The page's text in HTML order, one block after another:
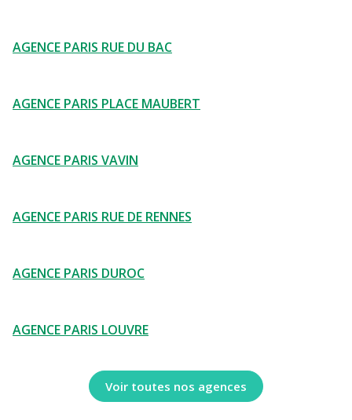
AGENCE PARIS RUE DU BAC
AGENCE PARIS PLACE MAUBERT
AGENCE PARIS VAVIN
AGENCE PARIS RUE DE RENNES
AGENCE PARIS DUROC
AGENCE PARIS LOUVRE
Voir toutes nos agences